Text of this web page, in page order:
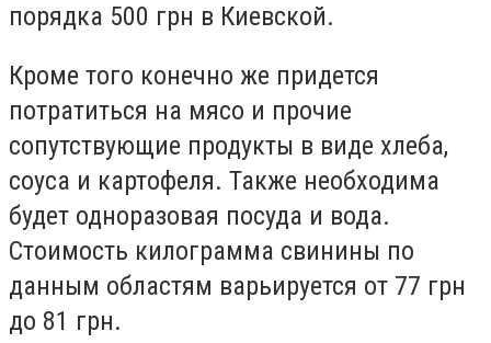
порядка 500 грн в Киевской.
Кроме того конечно же придется
потратиться на мясо и прочие
сопутствующие продукты в виде хлеба,
соуса и картофеля. Также необходима
будет одноразовая посуда и вода.
Стоимость килограмма свинины по
данным областям варьируется от 77 грн
до 81 грн.